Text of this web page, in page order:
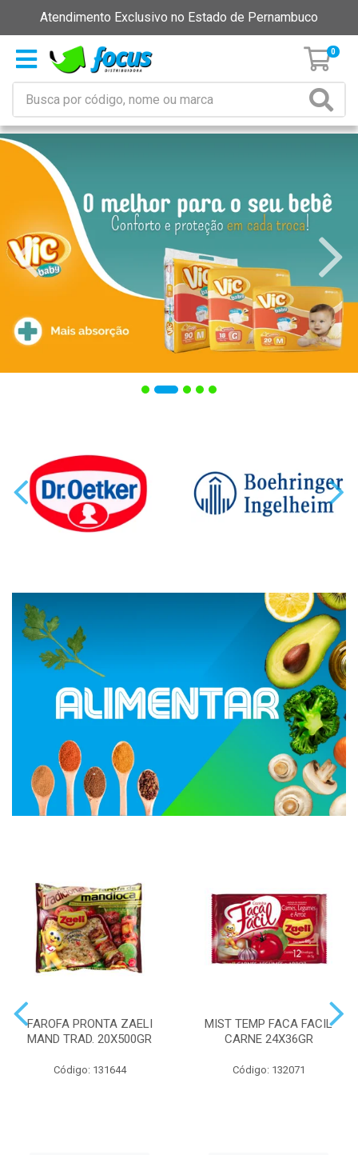
Atendimento Exclusivo no Estado de Pernambuco
0
FAROFA PRONTA ZAELI
MAND TRAD. 20X500GR
Código: 131644
MIST TEMP FACA FACIL
CARNE 24X36GR
Código: 132071